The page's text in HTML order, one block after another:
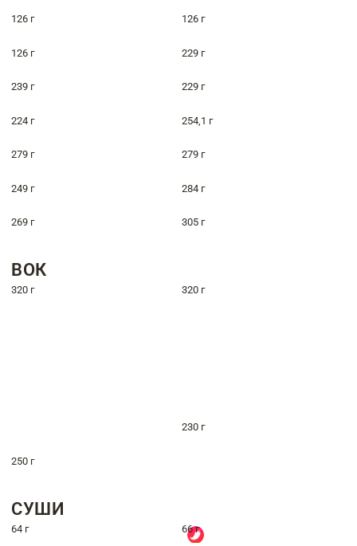
126 г 126 г
126 г 229 г
239 г 229 г
224 г 254,1 г
279 г 279 г
249 г 284 г
269 г 305 г
ВОК
320 г 320 г
230 г
250 г
СУШИ
64 г 66 г